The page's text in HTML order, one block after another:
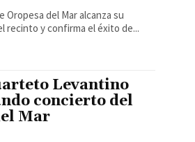
Oropesa del Mar alcanza su
recinto y confirma el éxito de...
Levantino
concierto del
Mar